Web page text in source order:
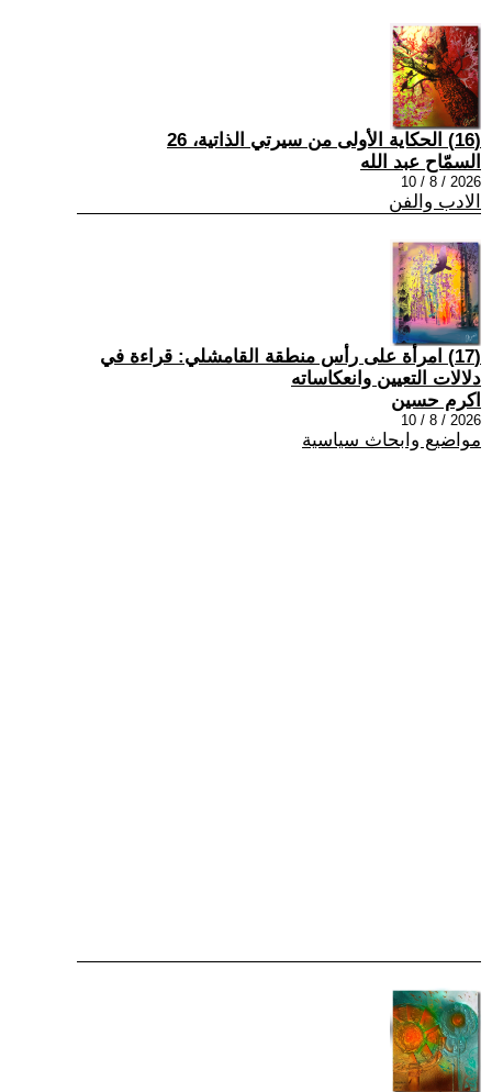
(16) الحكاية الأولى من سيرتي الذاتية، 26
السمّاح عبد الله
2026 / 8 / 10
الادب والفن
(17) امرأة على رأس منطقة القامشلي: قراءة في
دلالات التعيين وانعكاساته
اكرم حسين
2026 / 8 / 10
مواضيع وابحاث سياسية